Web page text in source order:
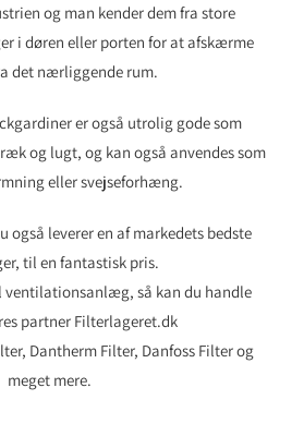
og man kender dem fra store
i døren eller porten for at afskærme
det nærliggende rum.
er også utrolig gode som
og lugt, og kan også anvendes som
eller svejseforhæng.
også leverer en af markedets bedste
, til en fantastisk pris.
ventilationsanlæg, så kan du handle
partner Filterlageret.dk
, Dantherm Filter, Danfoss Filterog
meget mere.